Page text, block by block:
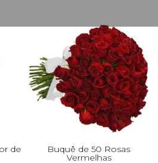
de Buquê de 50 Rosas
Vermelhas